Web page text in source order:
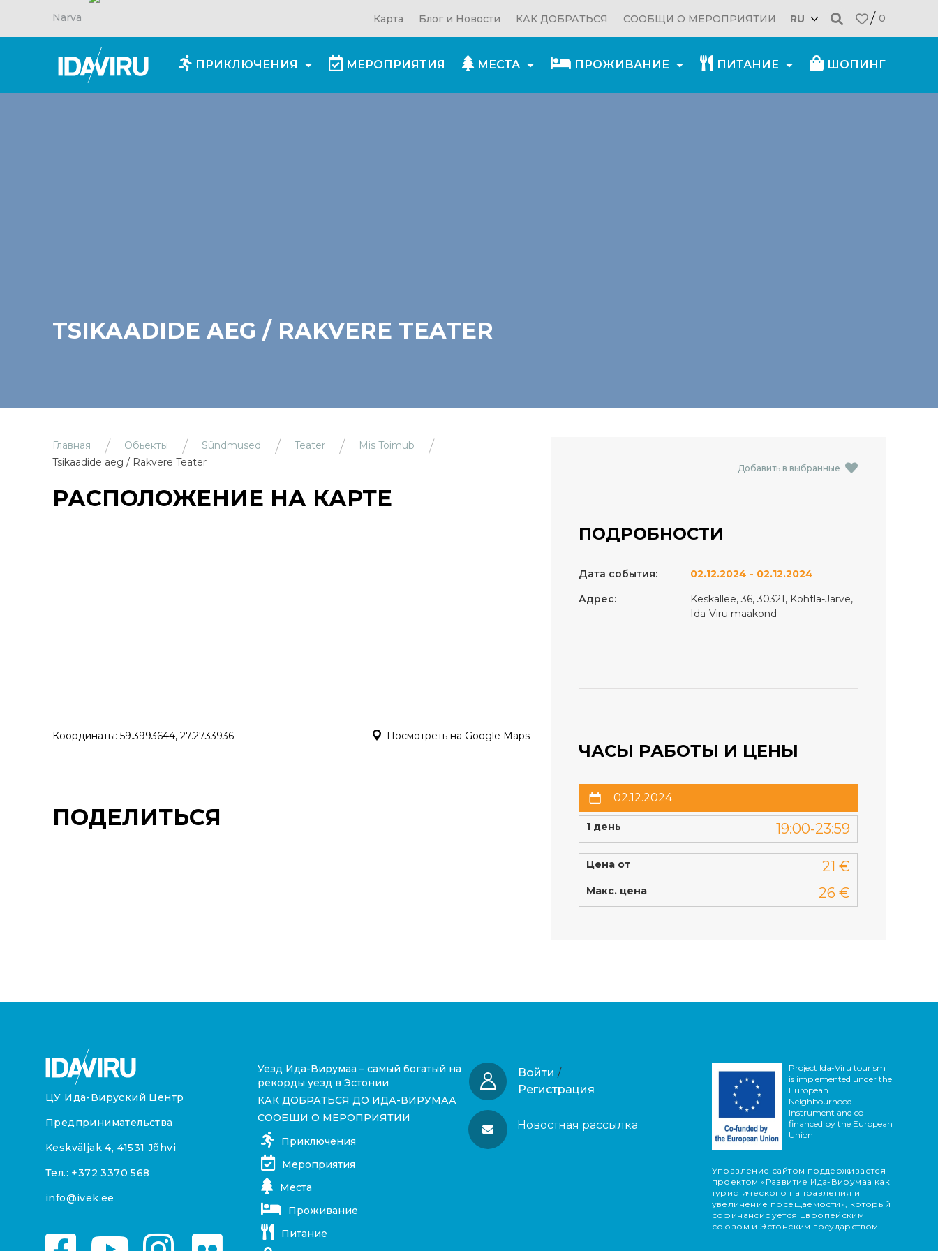
Narva Карта Блог и Новости КАК ДОБРАТЬСЯ СООБЩИ О МЕРОПРИЯТИИ RU 0
ПРИКЛЮЧЕНИЯ МЕРОПРИЯТИЯ МЕСТА ПРОЖИВАНИЕ ПИТАНИЕ ШОПИНГ
TSIKAADIDE AEG / RAKVERE TEATER
Главная Обьекты Sündmused Teater
Mis Toimub
Tsikaadide aeg / Rakvere Teater
РАСПОЛОЖЕНИЕ НА КАРТЕ
Координаты: 59.3993644, 27.2733936 Посмотреть на Google Maps
ПОДЕЛИТЬСЯ
Добавить в выбранные
ПОДРОБНОСТИ
Дата события:
02.12.2024 - 02.12.2024
Адрес:
Keskallee, 36, 30321, Kohtla-Järve,
Ida-Viru maakond
ЧАСЫ РАБОТЫ И ЦЕНЫ
02.12.2024
1 день 19:00-23:59
Цена от 21 €
Макс. цена 26 €
ЦУ Ида-Вируский Центр
Предпринимательства
Keskväljak 4, 41531 Jõhvi
Тел.: +372 3370 568
info@ivek.ee
Уезд Ида-Вирумаа – самый богатый на
рекорды уезд в Эстонии
КАК ДОБРАТЬСЯ ДО ИДА-ВИРУМАА
СООБЩИ О МЕРОПРИЯТИИ
Приключения
Мероприятия
Места
Проживание
Питание
Войти /
Регистрация
Новостная рассылка
Project Ida-Viru tourism
is implemented under the
European
Neighbourhood
Instrument and co-
financed by the European
Union
Управление сайтом поддерживается
проектом «Развитие Ида-Вирумаа как
туристического направления и
увеличение посещаемости», который
софинансируется Европейским
союзом и Эстонским государством